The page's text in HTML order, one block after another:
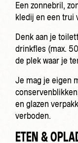
Een zonnebril,
kledij en een trui
Denk aan je
drinkfles (max.
de plek waar je
Je mag je eigen
en glazen
verboden.
ETEN &